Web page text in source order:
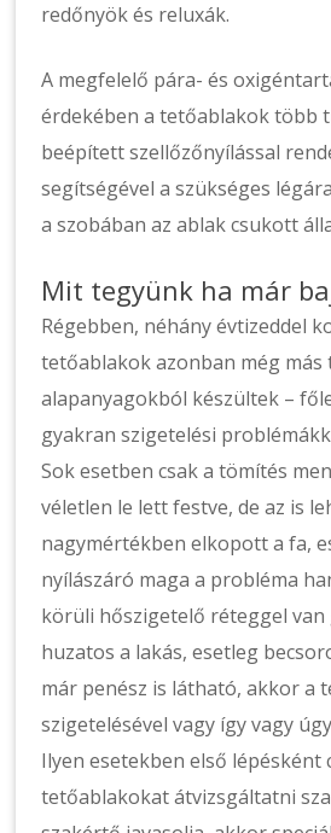
redőnyök és reluxák.
A megfelelő pára- és
érdekében a tetőablakok több
beépített szellőzőnyílással
segítségével a szükséges
a szobában az ablak csukott
Mit tegyünk ha már
Régebben, néhány évtizeddel
tetőablakok azonban még más
alapanyagokból készültek –
gyakran szigetelési
Sok esetben csak a tömítés
véletlen le lett festve, de az is
nagymértékben elkopott a fa,
nyílászáró maga a probléma
körüli hőszigetelő réteggel van
huzatos a lakás, esetleg
már penész is látható, akkor a
szigetelésével vagy így vagy
Ilyen esetekben első lépésként
tetőablakokat átvizsgáltatni